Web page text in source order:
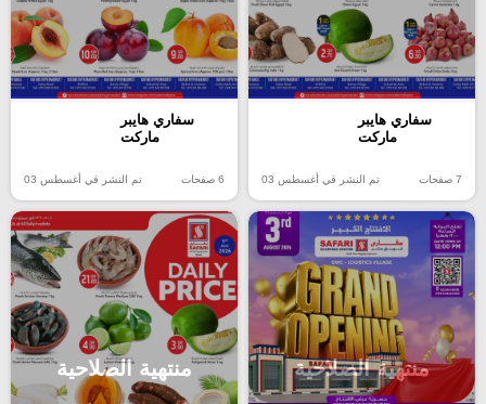
سفاري هايبر
ماركت
7 صفحات تم النشر في أغسطس 03
سفاري هايبر
ماركت
6 صفحات تم النشر في أغسطس 03
منتهية الصلاحية منتهية الصلاحية